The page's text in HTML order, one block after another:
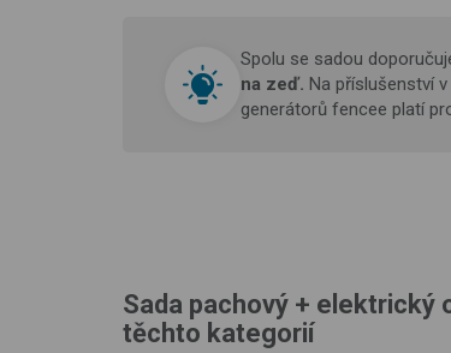
Spolu se sadou
na zeď. Na příslušenství
generátorů fencee platí
Sada pachový + elektrický
těchto kategorií